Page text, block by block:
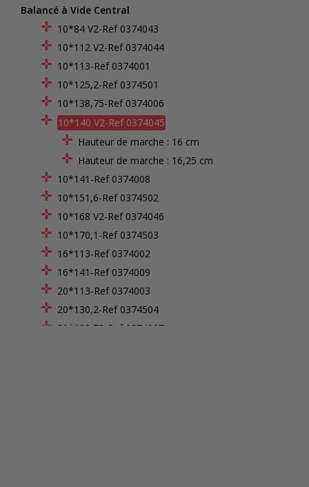
Balancé à Vide Central
10*84 V2-Ref 0374043
10*112 V2-Ref 0374044
10*113-Ref 0374001
10*125,2-Ref 0374501
10*138,75-Ref 0374006
10*140 V2-Ref 0374045
Hauteur de marche : 16 cm
Hauteur de marche : 16,25 cm
10*141-Ref 0374008
10*151,6-Ref 0374502
10*168 V2-Ref 0374046
10*170,1-Ref 0374503
16*113-Ref 0374002
16*141-Ref 0374009
20*113-Ref 0374003
20*130,2-Ref 0374504
20*138,75-Ref 0374007